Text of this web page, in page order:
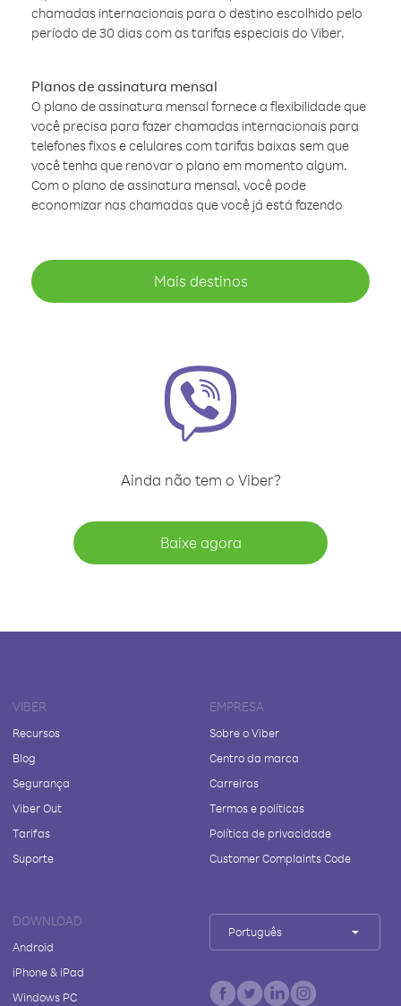
chamadas internacionais para o destino escolhido pelo
período de 30 dias com as tarifas especiais do Viber.
Planos de assinatura mensal
O plano de assinatura mensal fornece a flexibilidade que
você precisa para fazer chamadas internacionais para
telefones fixos e celulares com tarifas baixas sem que
você tenha que renovar o plano em momento algum.
Com o plano de assinatura mensal, você pode
economizar nas chamadas que você já está fazendo
Mais destinos
Ainda não tem o Viber?
Baixe agora
VIBER
Recursos
Blog
Segurança
Viber Out
Tarifas
Suporte
EMPRESA
Sobre o Viber
Centro da marca
Carreiras
Termos e políticas
Política de privacidade
Customer Complaints Code
DOWNLOAD
Android
iPhone & iPad
Windows PC
Português